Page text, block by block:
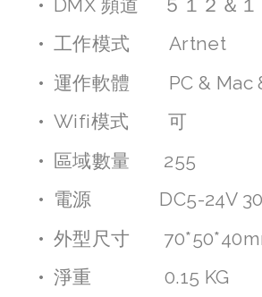
DMX 頻道     ５１２＆１
工作模式        Artnet
運作軟體        PC & Mac
Wifi模式        可
區域數量       255
電源              DC5-24V
外型尺寸
淨重               0.15 KG